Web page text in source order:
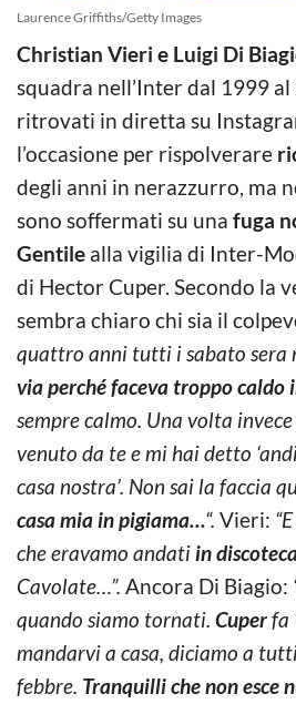
Laurence Griffiths/Getty Images
Christian Vieri e Luigi Di
squadra nell’Inter dal 1999 al
ritrovati in diretta su
l’occasione per rispolverare
degli anni in nerazzurro, ma
sono soffermati su una fuga
Gentile alla vigilia di Inter-
di Hector Cuper. Secondo la
sembra chiaro chi sia il
quattro anni tutti i sabato sera
via perché faceva troppo caldo
sempre calmo. Una volta
venuto da te e mi hai detto
casa nostra’. Non sai la faccia
casa mia in pigiama…“. Vieri:
che eravamo andatiin
Cavolate…”. Ancora Di Biagio:
quando siamo tornati. Cuperfa
mandarvi a casa, diciamo a
febbre. Tranquilli che non esce